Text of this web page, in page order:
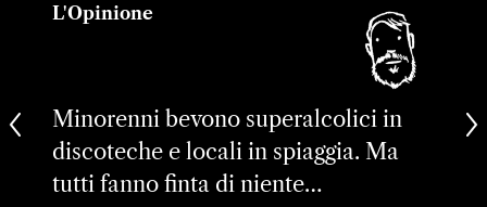
L'Opinione
Minorenni bevono superalcolici in
discoteche e locali in spiaggia. Ma
tutti fanno finta di niente…